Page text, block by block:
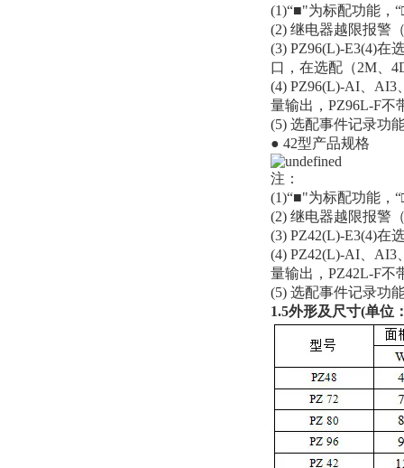
(1)“■"为标配功能，
(2) 继电器越限报警
(3) PZ96(L)-E3(4)在
口，在选配（2M、
(4) PZ96(L)-AI、AI3
量输出，PZ96L-F不
(5) 选配事件记录功
● 42型产品规格
注：
(1)“■"为标配功能，
(2) 继电器越限报警
(3) PZ42(L)-E3(4)在
(4) PZ42(L)-AI、AI3
量输出，PZ42L-F不
(5) 选配事件记录功
1.5外形及尺寸(单位